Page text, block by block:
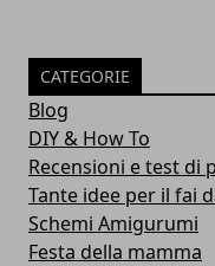
CATEGORIE
Blog
DIY & How To
Recensioni e test
Tante idee per il fai
Schemi Amigurumi
Festa della mamma